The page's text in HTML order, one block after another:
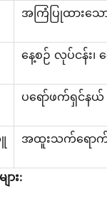
အကြံပြုထားသေ
နေ့စဉ် လုပ်ငန်း၊
ပရော်ဖက်ရှင်နယ်
အထူးသက်ရောက်
ား: